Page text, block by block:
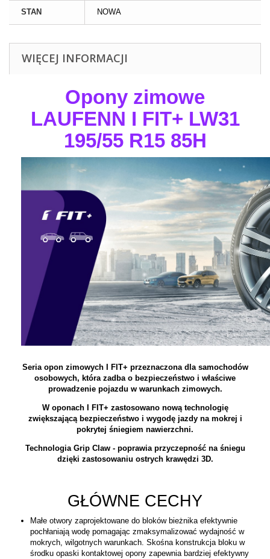
STAN NOWA
WIĘCEJ INFORMACJI
Opony zimowe
LAUFENN I FIT+ LW31
195/55 R15 85H
Seria opon zimowych I FIT+ przeznaczona dla samochodów
osobowych, która zadba o bezpieczeństwo i właściwe
prowadzenie pojazdu w warunkach zimowych.
W oponach I FIT+ zastosowano nową technologię
zwiększającą bezpieczeństwo i wygodę jazdy na mokrej i
pokrytej śniegiem nawierzchni.
Technologia Grip Claw - poprawia przyczepność na śniegu
dzięki zastosowaniu ostrych krawędzi 3D.
GŁÓWNE CECHY
Małe otwory zaprojektowane do bloków bieżnika efektywnie
pochłaniają wodę pomagając zmaksymalizować wydajność w
mokrych, wilgotnych warunkach. Skośna konstrukcja bloku w
środku opaski kontaktowej opony zapewnia bardziej efektywny